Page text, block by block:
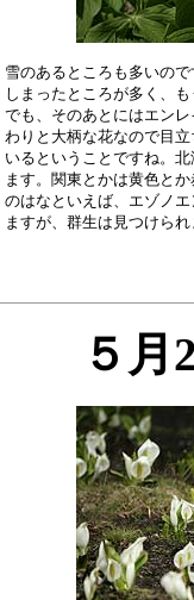
雪のあるところも多いの
しまったところが多く、
でも、そのあとにはエン
わりと大柄な花なので目
いるということですね。
ます。関東とかは黄色と
のはなといえば、エゾノ
５月